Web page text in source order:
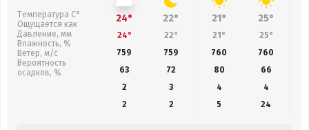
Температура С°
Ощущается как
Давление, мм
Влажность, %
Ветер, м/с
Вероятность
осадков, %
24° 22° 21° 25°
24° 22° 21° 25°
759
759 760 760
63
72 80 66
2
3 4
4
2
2 5 24